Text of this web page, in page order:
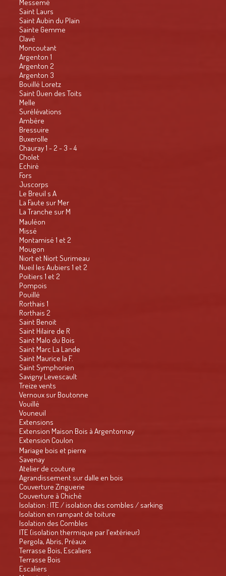
Saint Laurs
Saint Aubin du Plain
Sainte Gemme
Clavé
Moncoutant
Argenton 1
Argenton 2
Argenton 3
Bouillé Loretz
Saint Ouen des Toits
Melle
Surélévations
Ambère
Bressuire
Buxerolle
Chauray 1 - 2 - 3 - 4
Cholet
Echiré
Fors
Juscorps
Le Breuil s A
La Faute sur Mer
La Tranche sur M
Mauléon
Missé
Montamisé 1 et 2
Mougon
Niort et Niort Surimeau
Nueil les Aubiers 1 et 2
Poitiers 1 et 2
Pompois
Pouillé
Rorthais 1
Rorthais 2
Saint Benoit
Saint Hilaire de R
Saint Malo du Bois
Saint Marc La Lande
Saint Maurice la F.
Saint Symphorien
Savigny Levescault
Treize vents
Vernoux sur Boutonne
Vouillé
Vouneuil
Extensions
Extension Maison Bois à Argentonnay
Extension Coulon
Mariage bois et pierre
Savenay
Atelier de couture
Agrandissement sur dalle en bois
Couverture Zinguerie
Couverture à Chiché
Isolation : ITE / isolation des combles / sarking
Isolation en rampant de toiture
Isolation des Combles
ITE (isolation thermique par l'extérieur)
Pergola, Abris, Préaux
Terrasse Bois, Escaliers
Terrasse Bois
Escaliers